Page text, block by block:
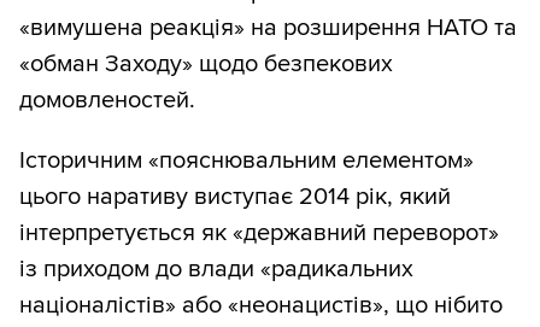
«вимушена реакція» на розширення НАТО та
«обман Заходу» щодо безпекових
домовленостей.
Історичним «пояснювальним елементом»
цього наративу виступає 2014 рік, який
інтерпретується як «державний переворот»
із приходом до влади «радикальних
націоналістів» або «неонацистів», що нібито